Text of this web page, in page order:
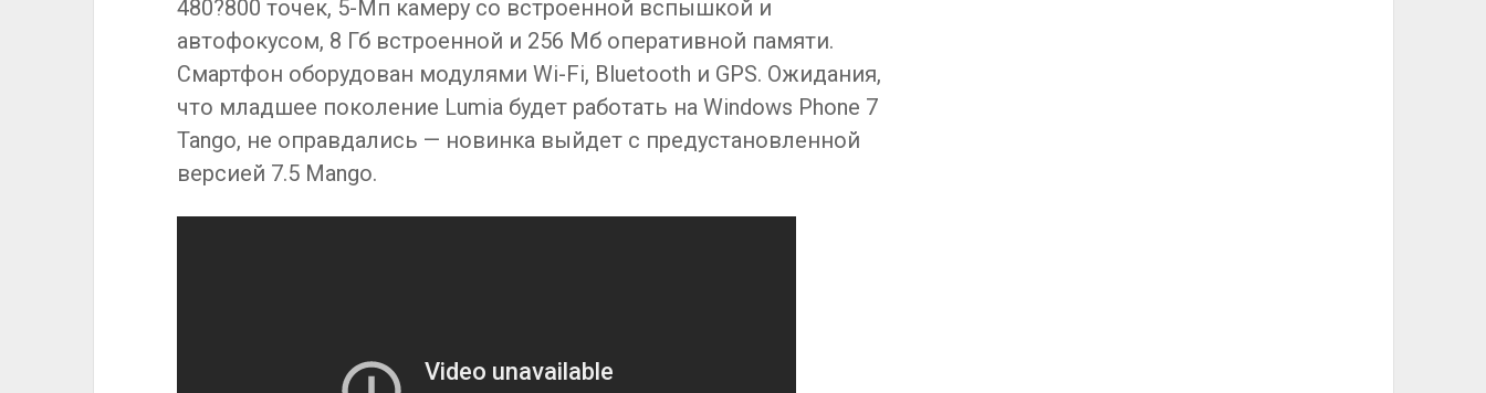
480?800 точек, 5-Мп камеру со встроенной вспышкой и
автофокусом, 8 Гб встроенной и 256 Мб оперативной памяти.
Смартфон оборудован модулями Wi-Fi, Bluetooth и GPS. Ожидания,
что младшее поколение Lumia будет работать на Windows Phone 7
Tango, не оправдались — новинка выйдет с предустановленной
версией 7.5 Mango.